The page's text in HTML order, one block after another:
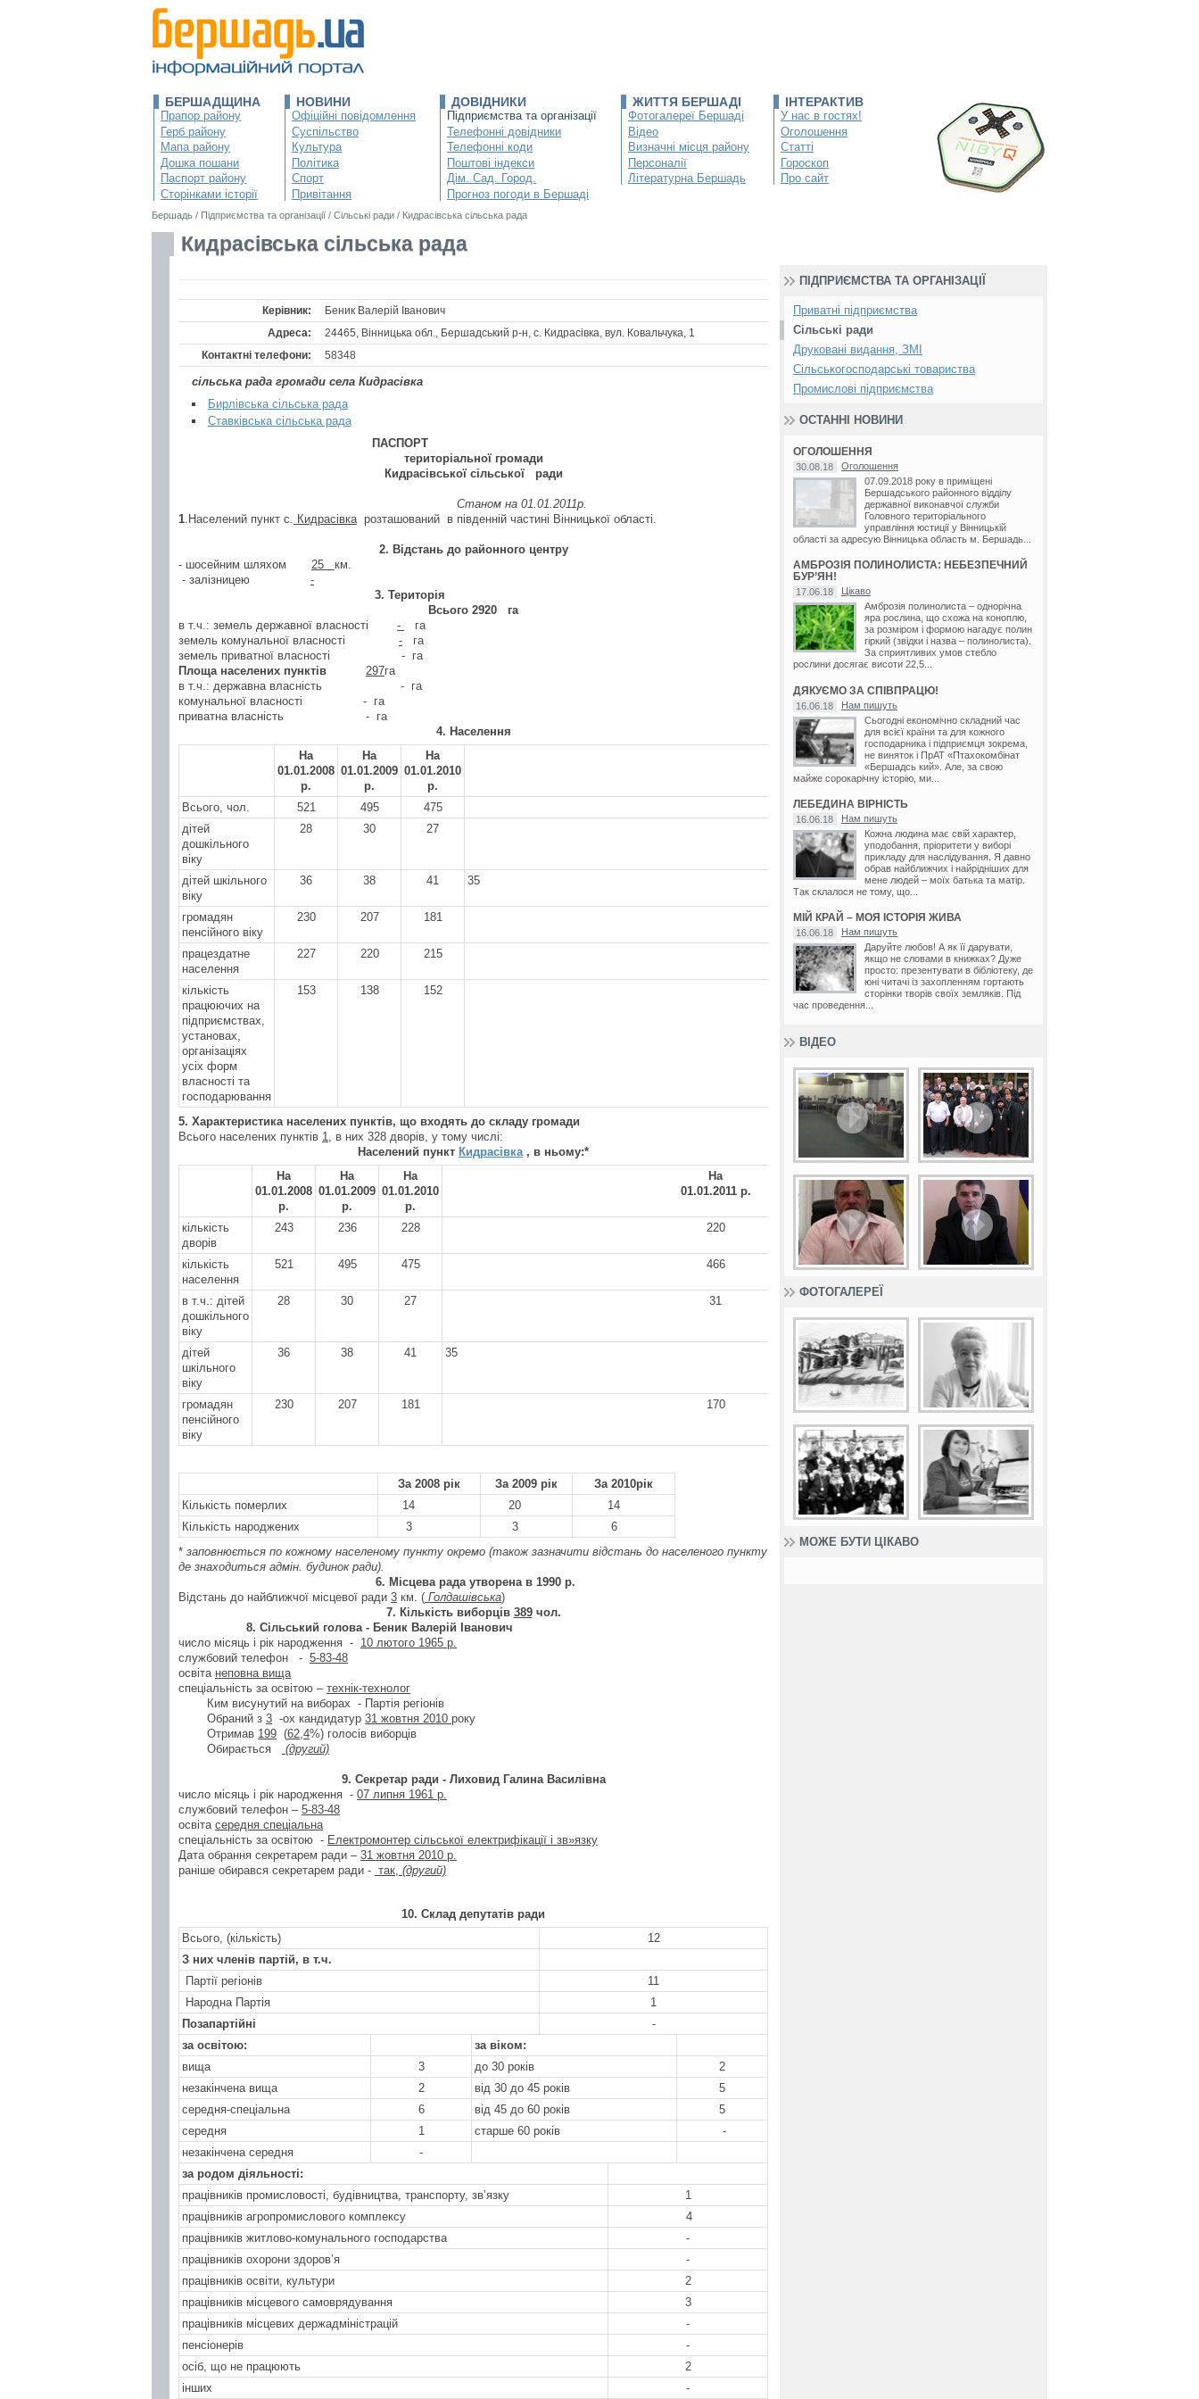
БЕРШАДЩИНА
Прапор району
Герб району
Мапа району
Дошка пошани
Паспорт району
Сторінками історії
НОВИНИ
Офіційні повідомлення
Суспільство
Культура
Політика
Спорт
Привітання
ДОВІДНИКИ
Підприємства та організації
Телефонні довідники
Телефонні коди
Поштові індекси
Дім. Сад. Город.
Прогноз погоди в Бершаді
ЖИТТЯ БЕРШАДІ
Фотогалереї Бершаді
Відео
Визначні місця району
Персоналії
Літературна Бершадь
ІНТЕРАКТИВ
У нас в гостях!
Оголошення
Статті
Гороскоп
Про сайт
Бершадь / Підприємства та організації / Сільські ради / Кидрасівська сільська рада
Кидрасівська сільська рада
Керівник:
Беник Валерій Іванович
Адреса:
24465, Вінницька обл., Бершадський р-н, с. Кидрасівка, вул. Ковальчука, 1
Контактні телефони:
58348
сільська рада громади села Кидрасівка
Бирлівська сільська рада
Ставківська сільська рада
ПАСПОРТ
територіальної громади
Кидрасівської сільської
ради
Станом на 01.01.2011р.
1 .Населений пункт с. Кидрасівка розташований в південній частині Вінницької області.
2. Відстань до районного центру
- шосейним шляхом 25
км.
- залізницею
-
3. Територія
Всього 2920
га
в т.ч.: земель державної власності
-
га
земель комунальної власності
-
га
земель приватної власності
- га
Площа населених пунктів
297га
в т.ч.: державна власність
- га
комунальної власності
- га
приватна власність
- га
4. Населення
На
01.01.2008
р.
На
01.01.2009
р.
На
01.01.2010
р.
На
01.01.2011 р.
Всього, чол. 521 495 475
466
дітей
дошкільного
віку
28 30 27 31
дітей шкільного
віку
36 38 41 35
громадян
пенсійного віку
230 207 181 170
працездатне
населення
227 220 215 214
кількість
працюючих на
підприємствах,
установах,
організаціях
усіх форм
власності та
господарювання
153 138 152 115
5. Характеристика населених пунктів, що входять до складу громади
Всього населених пунктів 1
, в них 328 дворів, у тому числі:
Населений пункт Кидрасівка , в ньому:*
На
01.01.2008
р.
На
01.01.2009
р.
На
01.01.2010
р.
На
01.01.2011 р.
кількість
дворів
243 236 228 220
кількість
населення
521 495 475 466
в т.ч.: дітей
дошкільного
віку
28 30 27 31
дітей
шкільного
віку
36 38 41 35
громадян
пенсійного
віку
230 207 181 170
За 2008 рік За 2009 рік
За 2010рік
Кількість померлих
14 20
14
Кількість народжених
3 3
6
* заповнюється по кожному населеному пункту окремо (також зазначити відстань до населеного пункту
де знаходиться адмін. будинок ради).
6. Місцева рада утворена в 1990р.
Відстань до найближчої місцевої ради 3 км. ( Голдашівська)
7. Кількість виборців 389чол.
8. Сільський голова - Беник Валерій Іванович
число місяць і рік народження - 10 лютого 1965 р.
службовий телефон - 5-83-48
освіта неповна вища
спеціальність за освітою – технік-технолог
Ким висунутий на виборах - Партія регіонів
Обраний з 3 -ох кандидатур 31 жовтня 2010 року
Отримав 199 (62,4%) голосів виборців
Обирається
(другий)
9. Секретар ради - Лиховид Галина Василівна
число місяць і рік народження - 07 липня 1961 р.
службовий телефон – 5-83-48
освіта середня спеціальна
спеціальність за освітою - Електромонтер сільської електрифікації і зв»язку
Дата обрання секретарем ради – 31 жовтня 2010 р.
раніше обирався секретарем ради - так, (другий)
10. Склад депутатів ради
Всього, (кількість)
12
З них членів партій, в т.ч.
Партії регіонів
11
Народна Партія
1
Позапартійні
-
за освітою:
за віком:
вища
3 до 30 років
2
незакінчена вища
2 від 30 до 45 років
5
середня-спеціальна
6 від 45 до 60 років
5
середня
1 старше 60 років
-
незакінчена середня
-
за родом діяльності:
працівників промисловості, будівництва, транспорту, зв’язку
1
працівників агропромислового комплексу
4
працівників житлово-комунального господарства
-
працівників охорони здоров’я
-
працівників освіти, культури
2
працівників місцевого самоврядування
3
працівників місцевих держадміністрацій
-
пенсіонерів
-
осіб, що не працюють
2
інших
-
ПІДПРИЄМСТВА ТА ОРГАНІЗАЦІЇ
Приватні підприємства
Сільські ради
Друковані видання, ЗМІ
Сільськогосподарські товариства
Промислові підприємства
ОСТАННІ НОВИНИ
ОГОЛОШЕННЯ
30.08.18
Оголошення
07.09.2018 року в приміщені
Бершадського районного відділу
державної виконавчої служби
Головного територіального
управління юстиції у Вінницькій
області за адресую Вінницька область м. Бершадь...
АМБРОЗІЯ ПОЛИНОЛИСТА: НЕБЕЗПЕЧНИЙ
БУР’ЯН!
17.06.18
Цікаво
Амброзія полинолиста – однорічна
яра рослина, що схожа на коноплю,
за розміром і формою нагадує полин
гіркий (звідки і назва – полинолиста).
За сприятливих умов стебло
рослини досягає висоти 22,5...
ДЯКУЄМО ЗА СПІВПРАЦЮ!
16.06.18
Нам пишуть
Сьогодні економічно складний час
для всієї країни та для кожного
господарника і підприємця зокрема,
не виняток і ПрАТ «Птахокомбінат
«Бершадсь кий». Але, за свою
майже сорокарічну історію, ми...
ЛЕБЕДИНА ВІРНІСТЬ
16.06.18
Нам пишуть
Кожна людина має свій характер,
уподобання, пріоритети у виборі
прикладу для наслідування. Я давно
обрав найближчих і найрідніших для
мене людей – моїх батька та матір.
Так склалося не тому, що...
МІЙ КРАЙ – МОЯ ІСТОРІЯ ЖИВА
16.06.18
Нам пишуть
Даруйте любов! А як її дарувати,
якщо не словами в книжках? Дуже
просто: презентувати в бібліотеку, де
юні читачі із захопленням гортають
сторінки творів своїх земляків. Під
час проведення...
ВІДЕО
ФОТОГАЛЕРЕЇ
МОЖЕ БУТИ ЦІКАВО